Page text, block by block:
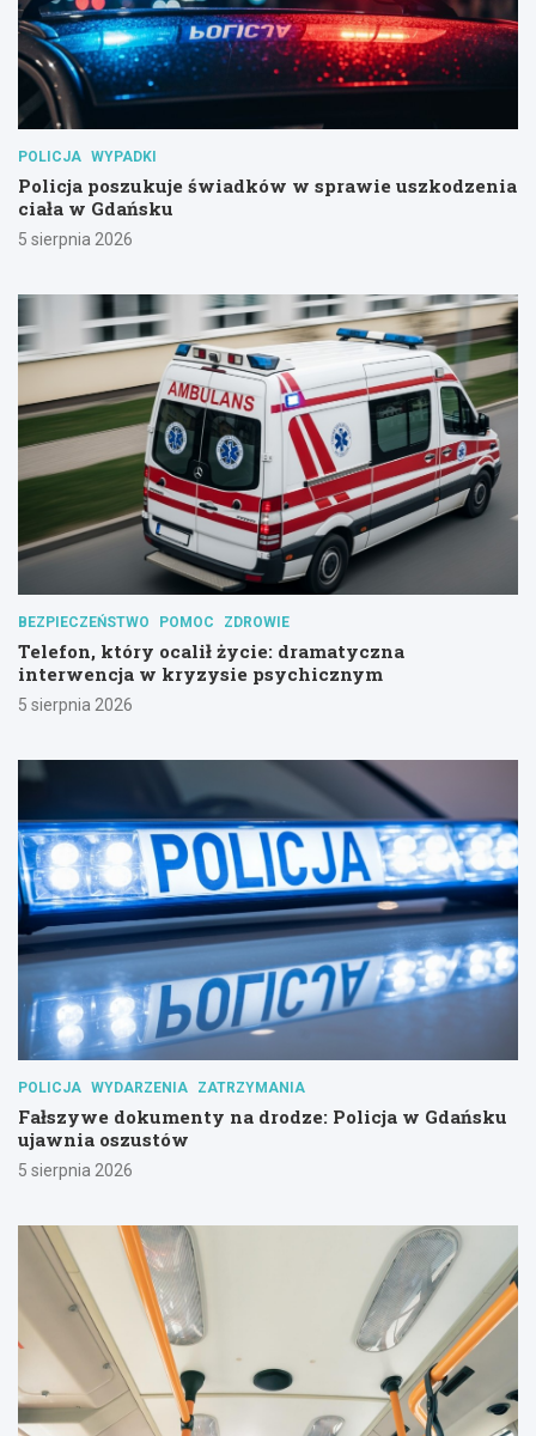
POLICJA WYPADKI
Policja poszukuje świadków w sprawie uszkodzenia
ciała w Gdańsku
5 sierpnia 2026
BEZPIECZEŃSTWO POMOC ZDROWIE
Telefon, który ocalił życie: dramatyczna
interwencja w kryzysie psychicznym
5 sierpnia 2026
POLICJA WYDARZENIA ZATRZYMANIA
Fałszywe dokumenty na drodze: Policja w Gdańsku
ujawnia oszustów
5 sierpnia 2026